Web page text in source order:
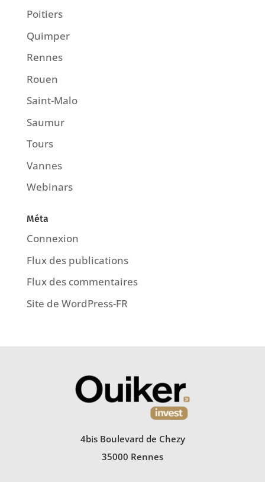
Poitiers
Quimper
Rennes
Rouen
Saint-Malo
Saumur
Tours
Vannes
Webinars
Méta
Connexion
Flux des publications
Flux des commentaires
Site de WordPress-FR
4bis Boulevard de Chezy
35000 Rennes